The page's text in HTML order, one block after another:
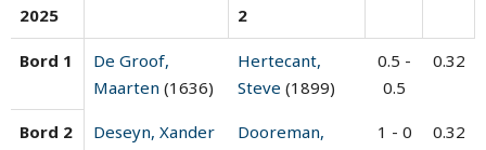
2025
2
Bord 1
De Groof,
Maarten (1636)
Hertecant,
Steve (1899)
0.5 -
0.5
0.32
Bord 2
Deseyn, Xander
Dooreman,
1 - 0 0.32